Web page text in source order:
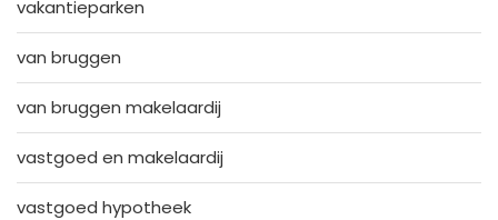
vakantieparken
van bruggen
van bruggen makelaardij
vastgoed en makelaardij
vastgoed hypotheek